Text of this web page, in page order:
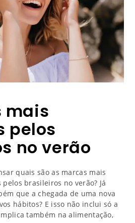
mais
pelos
no verão
quais são as marcas mais
brasileiros no verão? Já
que a chegada de uma nova
hábitos? E isso não inclui só a
também na alimentação,